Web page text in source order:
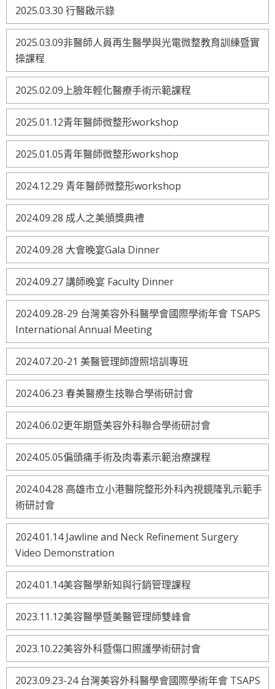
2025.03.30 行醫啟示錄
2025.03.09非醫師人員再生醫學與光電微整教育訓練暨實
操課程
2025.02.09上臉年輕化醫療手術示範課程
2025.01.12青年醫師微整形workshop
2025.01.05青年醫師微整形workshop
2024.12.29 青年醫師微整形workshop
2024.09.28 成人之美頒獎典禮
2024.09.28 大會晚宴Gala Dinner
2024.09.27 講師晚宴 Faculty Dinner
2024.09.28-29 台灣美容外科醫學會國際學術年會 TSAPS
International Annual Meeting
2024.07.20-21 美醫管理師證照培訓專班
2024.06.23 春美醫療生技聯合學術研討會
2024.06.02更年期暨美容外科聯合學術研討會
2024.05.05偏頭痛手術及肉毒素示範治療課程
2024.04.28 高雄市立小港醫院整形外科內視鏡隆乳示範手
術研討會
2024.01.14 Jawline and Neck Refinement Surgery
Video Demonstration
2024.01.14美容醫學新知與行銷管理課程
2023.11.12美容醫學暨美醫管理師雙峰會
2023.10.22美容外科暨傷口照護學術研討會
2023.09.23-24 台灣美容外科醫學會國際學術年會 TSAPS